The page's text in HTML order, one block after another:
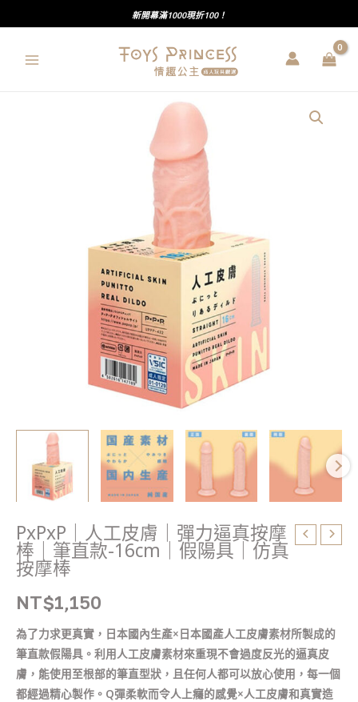
至
新開幕滿1000現折100！
PxPxP｜人工皮膚｜彈力逼真按摩
棒｜筆直款-16cm｜假陽具｜仿真
按摩棒
NT$1,150
為了力求更真實，日本國內生產×日本國產人工皮膚素材所製成的
筆直款假陽具。利用人工皮膚素材來重現不會過度反光的逼真皮
膚，能使用至根部的筆直型狀，且任何人都可以放心使用，每一個
都經過精心製作。Q彈柔軟而令人上癮的感覺×人工皮膚和真實造
款-16cm
陽
｜
仿
真
按
棒
數
量